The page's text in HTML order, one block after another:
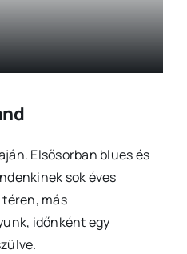
Elsősorban blues és
sok éves
más
időnként egy